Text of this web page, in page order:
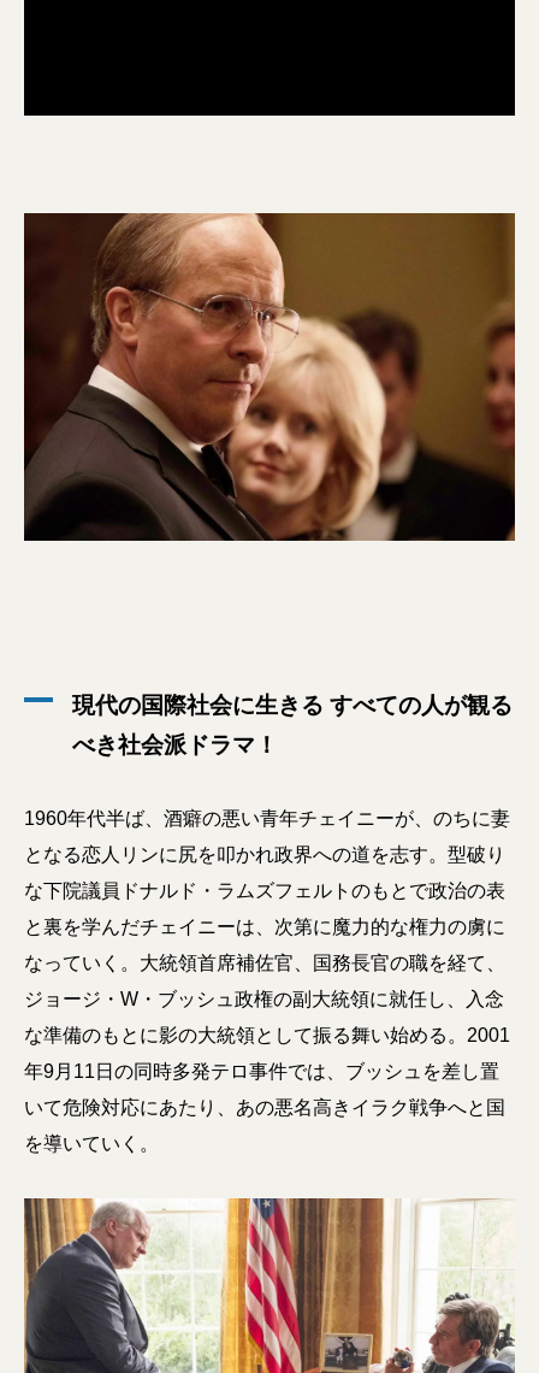
現代の国際社会に生きる すべての人が観る
べき社会派ドラマ！
1960年代半ば、酒癖の悪い青年チェイニーが、のちに妻
となる恋人リンに尻を叩かれ政界への道を志す。型破り
な下院議員ドナルド・ラムズフェルトのもとで政治の表
と裏を学んだチェイニーは、次第に魔力的な権力の虜に
なっていく。大統領首席補佐官、国務長官の職を経て、
ジョージ・W・ブッシュ政権の副大統領に就任し、入念
な準備のもとに影の大統領として振る舞い始める。2001
年9月11日の同時多発テロ事件では、ブッシュを差し置
いて危険対応にあたり、あの悪名高きイラク戦争へと国
を導いていく。